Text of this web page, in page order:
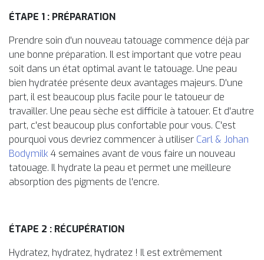
ÉTAPE 1 : PRÉPARATION
Prendre soin d'un nouveau tatouage commence déjà par
une bonne préparation. Il est important que votre peau
soit dans un état optimal avant le tatouage. Une peau
bien hydratée présente deux avantages majeurs. D'une
part, il est beaucoup plus facile pour le tatoueur de
travailler. Une peau sèche est difficile à tatouer. Et d'autre
part, c'est beaucoup plus confortable pour vous. C'est
pourquoi vous devriez commencer à utiliser Carl & Johan
Bodymilk 4 semaines avant de vous faire un nouveau
tatouage. Il hydrate la peau et permet une meilleure
absorption des pigments de l'encre.
ÉTAPE 2 : RÉCUPÉRATION
Hydratez, hydratez, hydratez ! Il est extrêmement